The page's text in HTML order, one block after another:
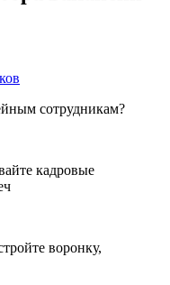
сотрудникам?
кадровые
воронку,